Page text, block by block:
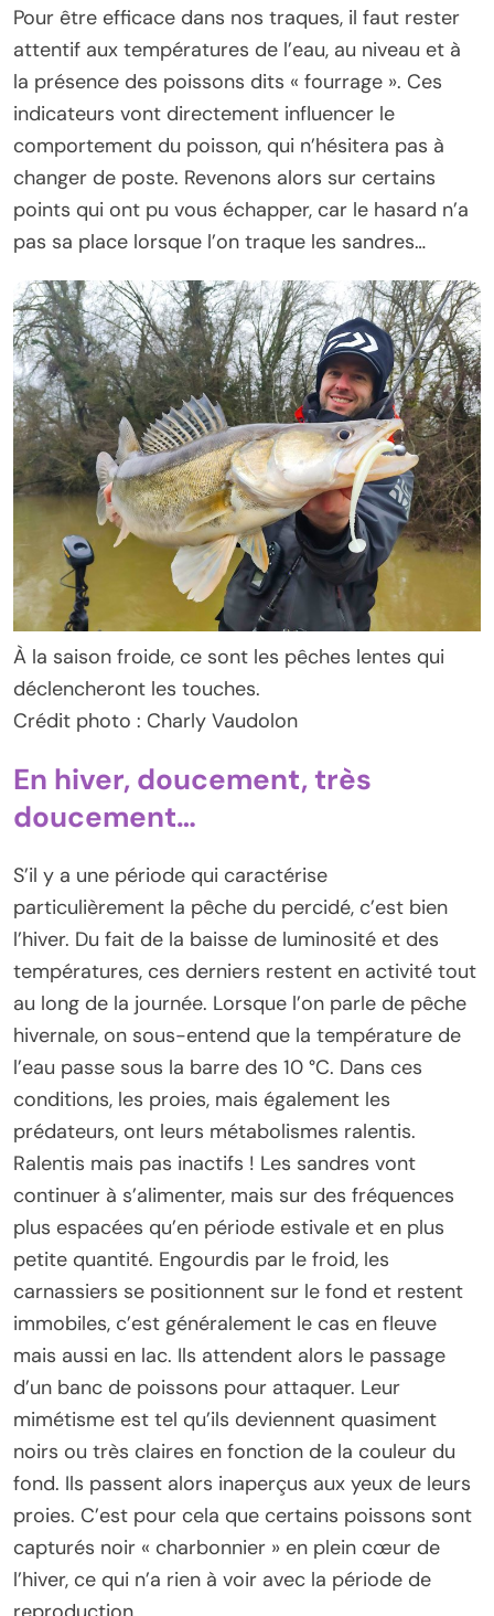
Pour être efficace dans nos traques, il faut rester
attentif aux températures de l’eau, au niveau et à
la présence des poissons dits « fourrage ». Ces
indicateurs vont directement influencer le
comportement du poisson, qui n’hésitera pas à
changer de poste. Revenons alors sur certains
points qui ont pu vous échapper, car le hasard n’a
pas sa place lorsque l’on traque les sandres…
À la saison froide, ce sont les pêches lentes qui
déclencheront les touches.
Crédit photo : Charly Vaudolon
En hiver, doucement, très
doucement…
S’il y a une période qui caractérise
particulièrement la pêche du percidé, c’est bien
l’hiver. Du fait de la baisse de luminosité et des
températures, ces derniers restent en activité tout
au long de la journée. Lorsque l’on parle de pêche
hivernale, on sous-entend que la température de
l’eau passe sous la barre des 10 °C. Dans ces
conditions, les proies, mais également les
prédateurs, ont leurs métabolismes ralentis.
Ralentis mais pas inactifs ! Les sandres vont
continuer à s’alimenter, mais sur des fréquences
plus espacées qu’en période estivale et en plus
petite quantité. Engourdis par le froid, les
carnassiers se positionnent sur le fond et restent
immobiles, c’est généralement le cas en fleuve
mais aussi en lac. Ils attendent alors le passage
d’un banc de poissons pour attaquer. Leur
mimétisme est tel qu’ils deviennent quasiment
noirs ou très claires en fonction de la couleur du
fond. Ils passent alors inaperçus aux yeux de leurs
proies. C’est pour cela que certains poissons sont
capturés noir « charbonnier » en plein cœur de
l’hiver, ce qui n’a rien à voir avec la période de